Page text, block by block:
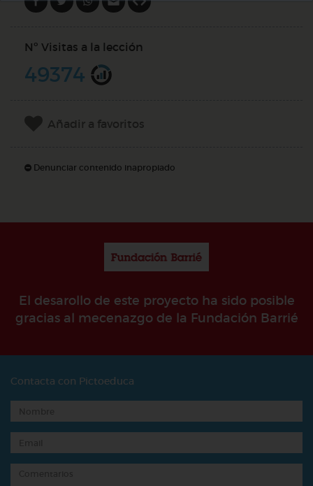
Nº Visitas a la lección
49374
Añadir a favoritos
Denunciar contenido inapropiado
El desarollo de este proyecto ha sido posible
gracias al mecenazgo de la Fundación Barrié
Contacta con Pictoeduca